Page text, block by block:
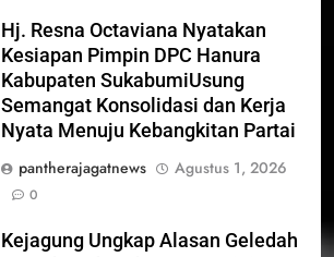
Hj. Resna Octaviana Nyatakan
Kesiapan Pimpin DPC Hanura
Kabupaten SukabumiUsung
Semangat Konsolidasi dan Kerja
Nyata Menuju Kebangkitan Partai
pantherajagatnews
Agustus 1, 2026
0
Kejagung Ungkap Alasan Geledah